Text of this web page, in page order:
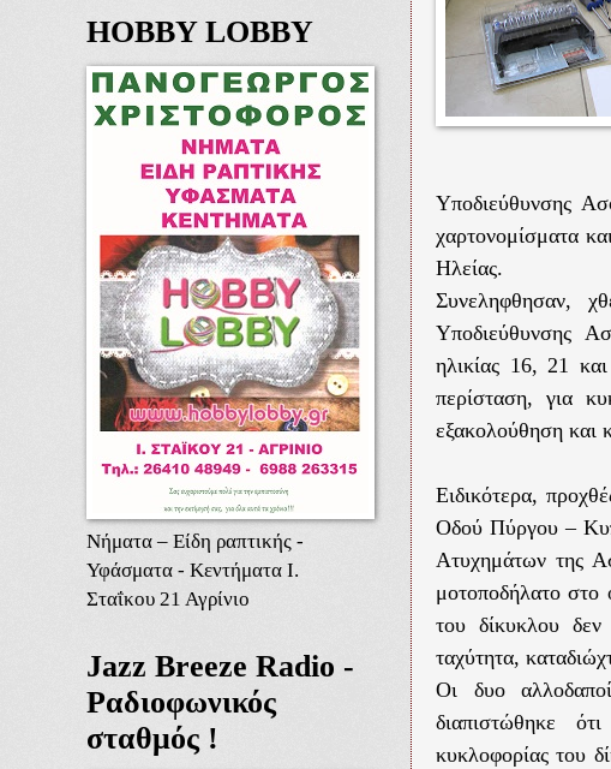
Υποδιεύθυνσης
χαρτονομίσματα
Ηλείας.
Συνεληφθησαν,
Υποδιεύθυνσης
ηλικίας 16, 21
περίσταση, για
εξακολούθηση και
Ειδικότερα,
Οδού Πύργου –
Ατυχημάτων της
μοτοποδήλατο στο
του δίκυκλου
ταχύτητα,
Οι δυο
διαπιστώθηκε
κυκλοφορίας του
HOBBY LOBBY
Νήματα – Είδη ραπτικής -
Υφάσματα - Κεντήματα Ι.
Σταΐκου 21 Αγρίνιο
Jazz Breeze Radio -
Ραδιοφωνικός
σταθμός !